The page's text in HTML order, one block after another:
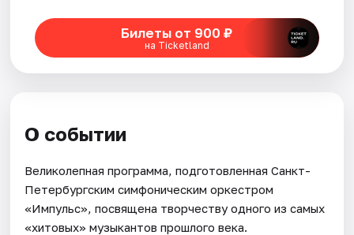
Билеты от 900 ₽
на Ticketland
О событии
Великолепная программа, подготовленная Санкт-
Петербургским симфоническим оркестром
«Импульс», посвящена творчеству одного из самых
«хитовых» музыкантов прошлого века.